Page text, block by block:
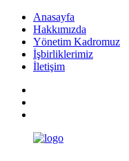
Anasayfa
Hakkımızda
Yönetim Kadromuz
İşbirliklerimiz
İletişim